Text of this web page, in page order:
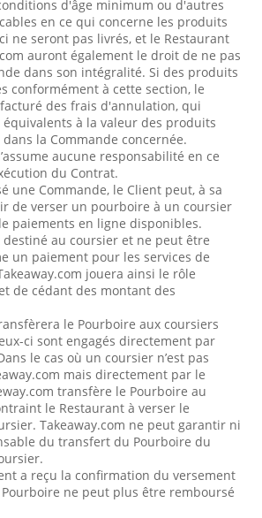
d'âge minimum ou d'autres
en ce qui concerne les produits
ne seront pas livrés, et le Restaurant
auront également le droit de ne pas
dans son intégralité. Si des produits
conformément à cette section, le
des frais d'annulation, qui
à la valeur des produits
la Commande concernée.
aucune responsabilité en ce
du Contrat.
une Commande, le Client peut, à sa
de verser un pourboire à un coursier
paiements en ligne disponibles.
destiné au coursier et ne peut être
un paiement pour les services de
jouera ainsi le rôle
de cédant des montant des
le Pourboire aux coursiers
ci sont engagés directement par
le cas où un coursier n’est pas
mais directement par le
transfère le Pourboire au
le Restaurant à verser le
Takeaway.com ne peut garantir ni
du transfert du Pourboire du
a reçu la confirmation du versement
ne peut plus être remboursé